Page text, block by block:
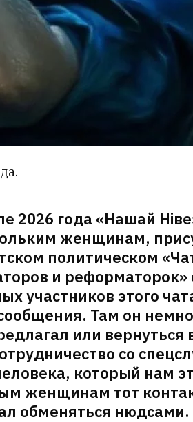
2026 года «Нашай
женщинам,
политическом
и реформаторок»
участников этого
Там он
или вернуться
со
который нам
женщинам тот
обменяться нюдсами.